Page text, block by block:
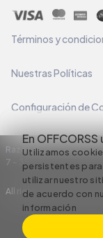
En
Utilizamos
persistentes para
utilizar nuestro
de acuerdo con
información
Términos y
Nuestras Políticas
Configuración de
Razón Social: C.I
7 – 35
All rights reserved